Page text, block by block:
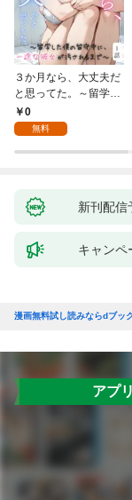
３か月なら、大丈夫だ
と思ってた。～留学し
た僕の留守中に、一途
な彼女が汚されるまで
0
無料
新刊配信
キャンペ
漫画無料試し読みならdブッ
アプ